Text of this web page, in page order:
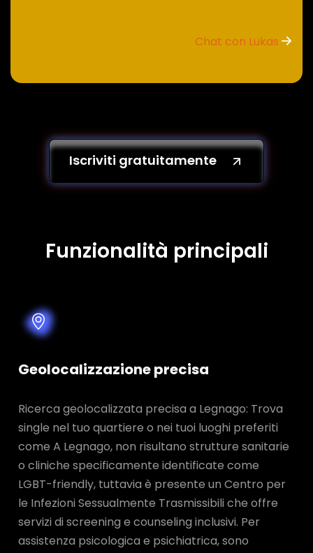
Chat con Lukas
Iscriviti gratuitamente
Funzionalità principali
Geolocalizzazione precisa
Ricerca geolocalizzata precisa a Legnago: Trova
single nel tuo quartiere o nei tuoi luoghi preferiti
come A Legnago, non risultano strutture sanitarie
o cliniche specificamente identificate come
LGBT-friendly, tuttavia è presente un Centro per
le Infezioni Sessualmente Trasmissibili che offre
servizi di screening e counseling inclusivi. Per
assistenza psicologica e psichiatrica, sono